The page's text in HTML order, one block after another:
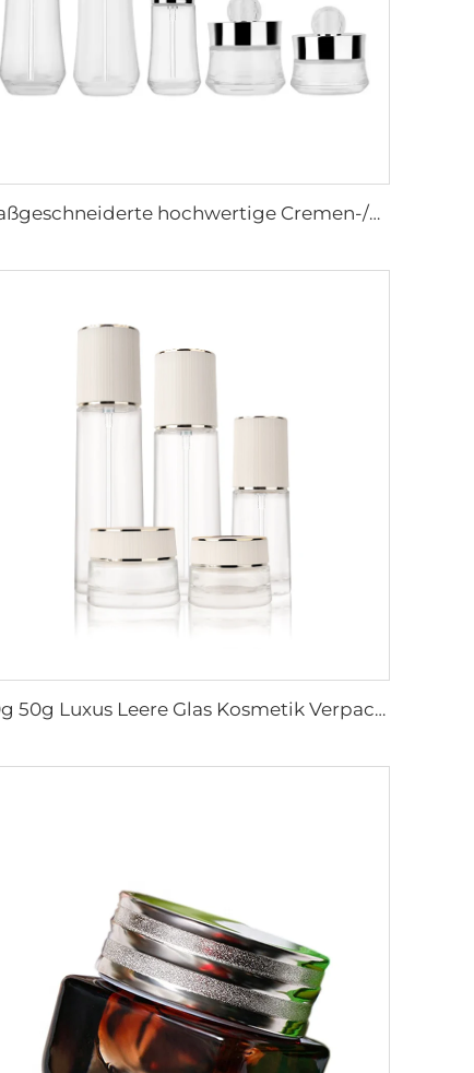
Maßgeschneiderte hochwertige Cremen-/Serum-Öl/Creme Kosmetikverpackung Glasflaschen Set 30g 50g 40ml 100ml 120ml
30g 50g Luxus Leere Glas Kosmetik Verpackung Creme Behälter Glas Pflegeprodukte Set